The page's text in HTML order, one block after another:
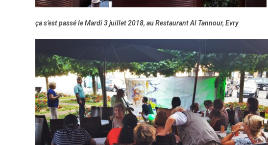
ça s’est passé le Mardi 3 juillet 2018, au Restaurant Al Tannour, Evry